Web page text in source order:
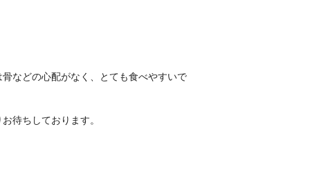
などの心配がなく、とても食べやすいで
待ちしております。